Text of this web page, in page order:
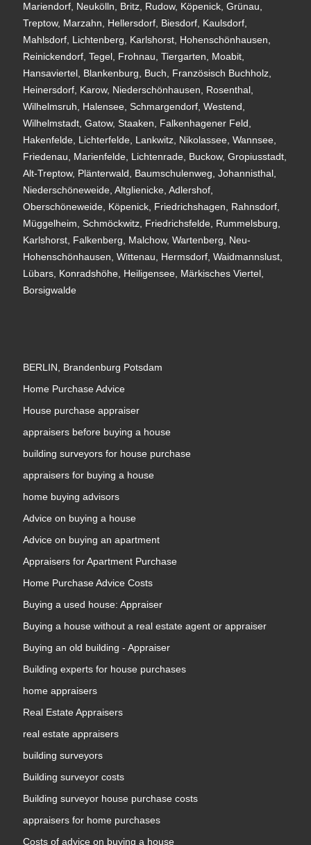
Mariendorf, Neukölln, Britz, Rudow, Köpenick, Grünau,
Treptow, Marzahn, Hellersdorf, Biesdorf, Kaulsdorf,
Mahlsdorf, Lichtenberg, Karlshorst, Hohenschönhausen,
Reinickendorf, Tegel, Frohnau, Tiergarten, Moabit,
Hansaviertel, Blankenburg, Buch, Französisch Buchholz,
Heinersdorf, Karow, Niederschönhausen, Rosenthal,
Wilhelmsruh, Halensee, Schmargendorf, Westend,
Wilhelmstadt, Gatow, Staaken, Falkenhagener Feld,
Hakenfelde, Lichterfelde, Lankwitz, Nikolassee, Wannsee,
Friedenau, Marienfelde, Lichtenrade, Buckow, Gropiusstadt,
Alt-Treptow, Plänterwald, Baumschulenweg, Johannisthal,
Niederschöneweide, Altglienicke, Adlershof,
Oberschöneweide, Köpenick, Friedrichshagen, Rahnsdorf,
Müggelheim, Schmöckwitz, Friedrichsfelde, Rummelsburg,
Karlshorst, Falkenberg, Malchow, Wartenberg, Neu-
Hohenschönhausen, Wittenau, Hermsdorf, Waidmannslust,
Lübars, Konradshöhe, Heiligensee, Märkisches Viertel,
Borsigwalde
BERLIN, Brandenburg Potsdam
Home Purchase Advice
House purchase appraiser
appraisers before buying a house
building surveyors for house purchase
appraisers for buying a house
home buying advisors
Advice on buying a house
Advice on buying an apartment
Appraisers for Apartment Purchase
Home Purchase Advice Costs
Buying a used house: Appraiser
Buying a house without a real estate agent or appraiser
Buying an old building - Appraiser
Building experts for house purchases
home appraisers
Real Estate Appraisers
real estate appraisers
building surveyors
Building surveyor costs
Building surveyor house purchase costs
appraisers for home purchases
Costs of advice on buying a house